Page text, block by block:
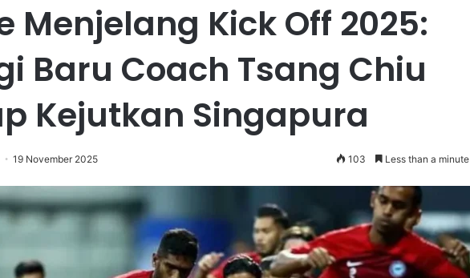
Menjelang Kick Off 2025:
Baru Coach Tsang Chiu
Kejutkan Singapura
19 November 2025 103 Less than a minute